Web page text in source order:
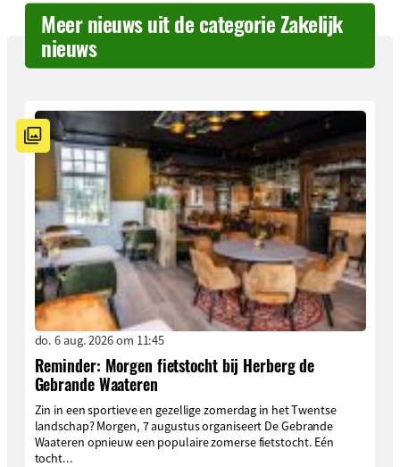
Meer nieuws uit de categorie Zakelijk
nieuws
do. 6 aug. 2026 om 11:45
Reminder: Morgen fietstocht bij Herberg de
Gebrande Waateren
Zin in een sportieve en gezellige zomerdag in het Twentse
landschap? Morgen, 7 augustus organiseert De Gebrande
Waateren opnieuw een populaire zomerse fietstocht. Eén
tocht...